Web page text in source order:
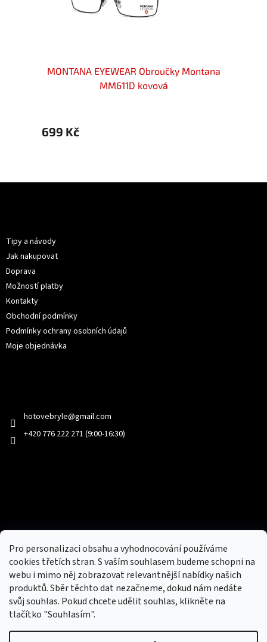
Pro personalizaci obsahu a vyhodnocování používáme
cookies třetích stran. S vaším souhlasem budeme schopni na
webu i mimo něj zobrazovat relevantnější nabídky našich
produktů. Sběr těchto dat nezačneme, dokud nám nedáte
svůj souhlas. Pokud chcete udělit souhlas, klikněte na
tlačítko "Souhlasím".
MONTANA EYEWEAR Obroučky Montana
MM611D kovová
699 Kč
Tipy a návody
Jak nakupovat
Doprava
Možností platby
Kontakty
Obchodní podmínky
Podmínky ochrany osobních údajů
Moje objednávka
hotovebryle@gmail.com
+420 776 222 271 (9:00-16:30)
Nový obchod s batohy, cestovními zavazadly, tašky a peněženky